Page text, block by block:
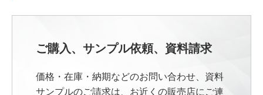
ご購入、サンプル依頼、資料請求
価格・在庫・納期などのお問い合わせ、資料
サンプルのご請求は、お近くの販売店にご連